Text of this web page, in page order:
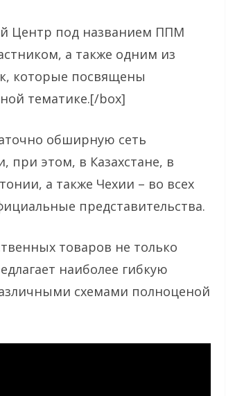
Центр под названием ППМ
а также одним из
которые посвящены
тематике.[/box]
обширную сеть
при этом, в Казахстане, в
а также Чехии – во всех
представительства.
товаров не только
наиболее гибкую
схемами полноценой